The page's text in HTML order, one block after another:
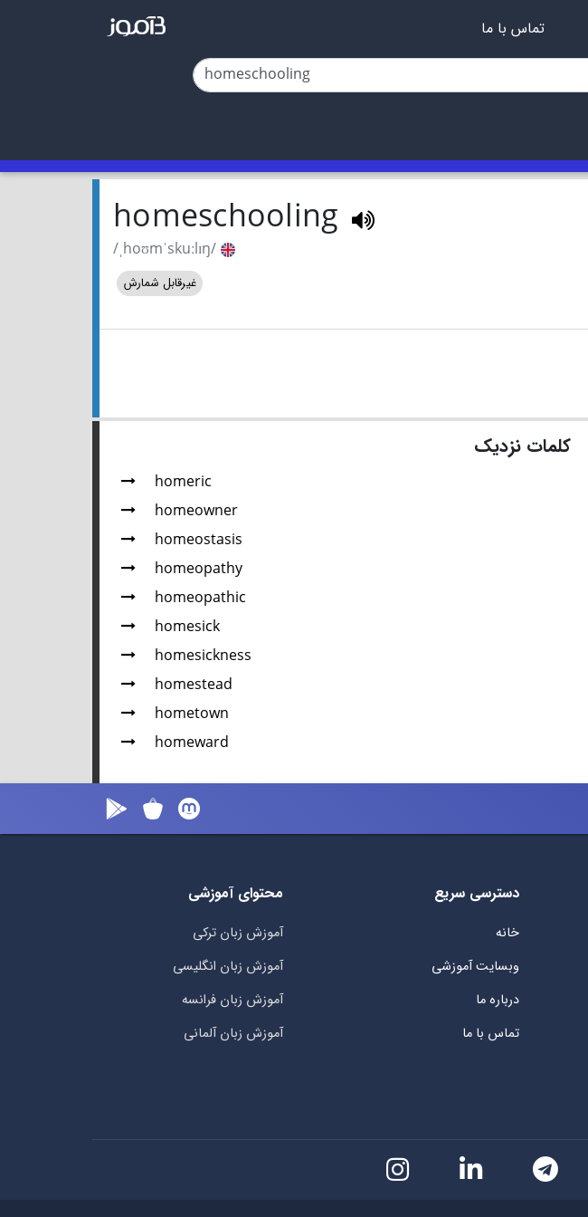
تماس با ما
homeschooling
/ˌhoʊmˈskuːlɪŋ/
غیرقابل شمارش
کلمات نزدیک
homeric
homeowner
homeostasis
homeopathy
homeopathic
homesick
homesickness
homestead
hometown
homeward
دسترسی سریع
خانه
وبسایت آموزشی
درباره ما
تماس با ما
محتوای آموزشی
آموزش زبان ترکی
آموزش زبان انگلیسی
آموزش زبان فرانسه
آموزش زبان آلمانی